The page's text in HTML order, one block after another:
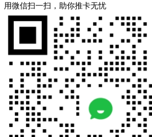
用微信扫一扫，助你推卡无忧